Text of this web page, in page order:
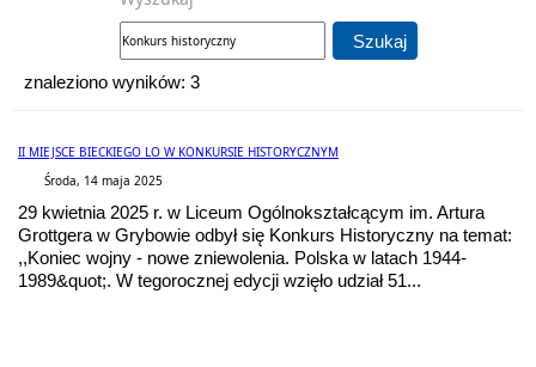
Szukaj
znaleziono wyników: 3
II MIEJSCE BIECKIEGO LO W KONKURSIE HISTORYCZNYM
Środa, 14 maja 2025
29 kwietnia 2025 r. w Liceum Ogólnokształcącym im. Artura
Grottgera w Grybowie odbył się Konkurs Historyczny na temat:
,,Koniec wojny - nowe zniewolenia. Polska w latach 1944-
1989&quot;. W tegorocznej edycji wzięło udział 51...